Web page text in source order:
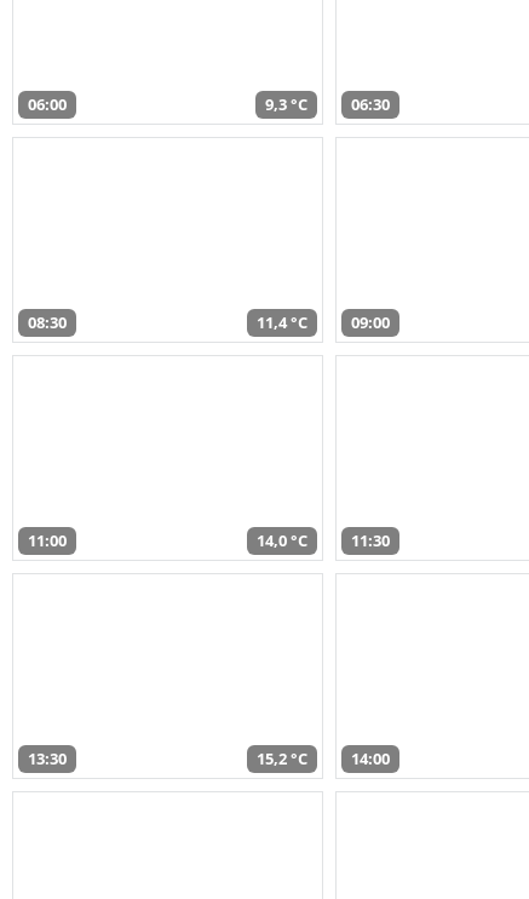
06:00 9,3 °C 06:30
08:30 11,4 °C 09:00
11:00 14,0 °C 11:30
13:30 15,2 °C 14:00